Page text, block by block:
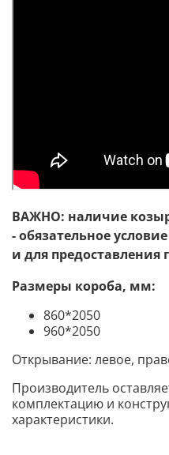
ВАЖНО: наличие
- обязательное
и для предоставления
Размеры короба, мм:
860*2050
960*2050
Открывание: левое,
Производитель
комплектацию и
характеристики.